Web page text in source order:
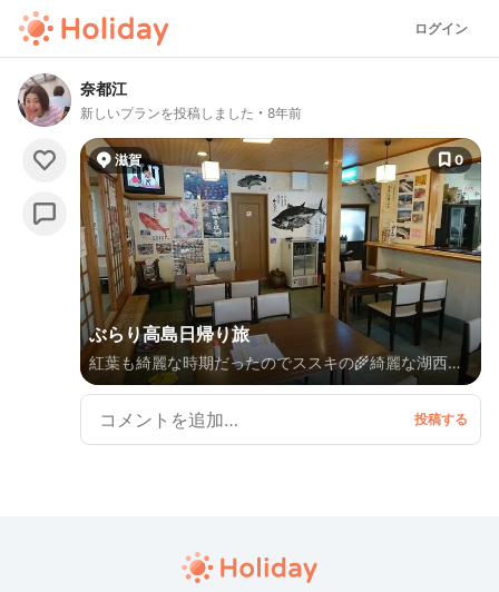
ログイン
奈都江
新しいプランを投稿しました 8年前
滋賀 0
ぶらり高島日帰り旅
紅葉も綺麗な時期だったのでススキの🌾綺麗な湖西バ
イパスを走りながら秋を感じてきました